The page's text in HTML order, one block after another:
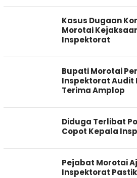
Kasus Dugaan
Morotai
Inspektorat
Bupati Morotai
Inspektorat Audit
Terima Amplop
Diduga Terlibat
Copot Kepala
Pejabat Morotai
Inspektorat